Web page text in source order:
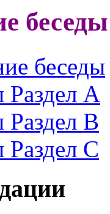
беседы
беседы
Раздел A
Раздел B
Раздел С